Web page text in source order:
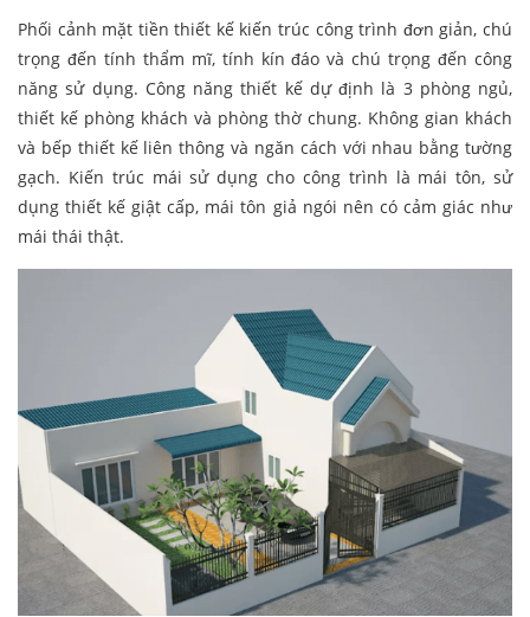
Phối cảnh mặt tiền thiết kế kiến trúc công trình đơn giản, chú
trọng đến tính thẩm mĩ, tính kín đáo và chú trọng đến công
năng sử dụng. Công năng thiết kế dự định là 3 phòng ngủ,
thiết kế phòng khách và phòng thờ chung. Không gian khách
và bếp thiết kế liên thông và ngăn cách với nhau bằng tường
gạch. Kiến trúc mái sử dụng cho công trình là mái tôn, sử
dụng thiết kế giật cấp, mái tôn giả ngói nên có cảm giác như
mái thái thật.